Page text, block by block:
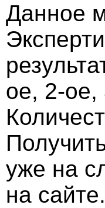
Данное
ое, 2-ое,
уже на
на сайте.